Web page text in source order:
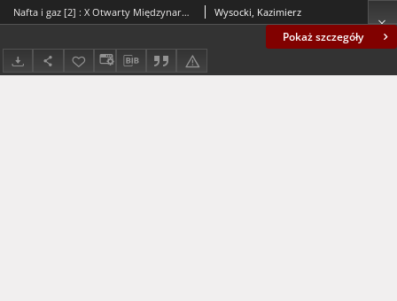
Pokaż szczegóły
Nafta i gaz [2] : X Otwarty Międzynarodowy Konkurs na Rysunek Satyryczny / Kazimierz Wysocki Wysocki, Kazimierz